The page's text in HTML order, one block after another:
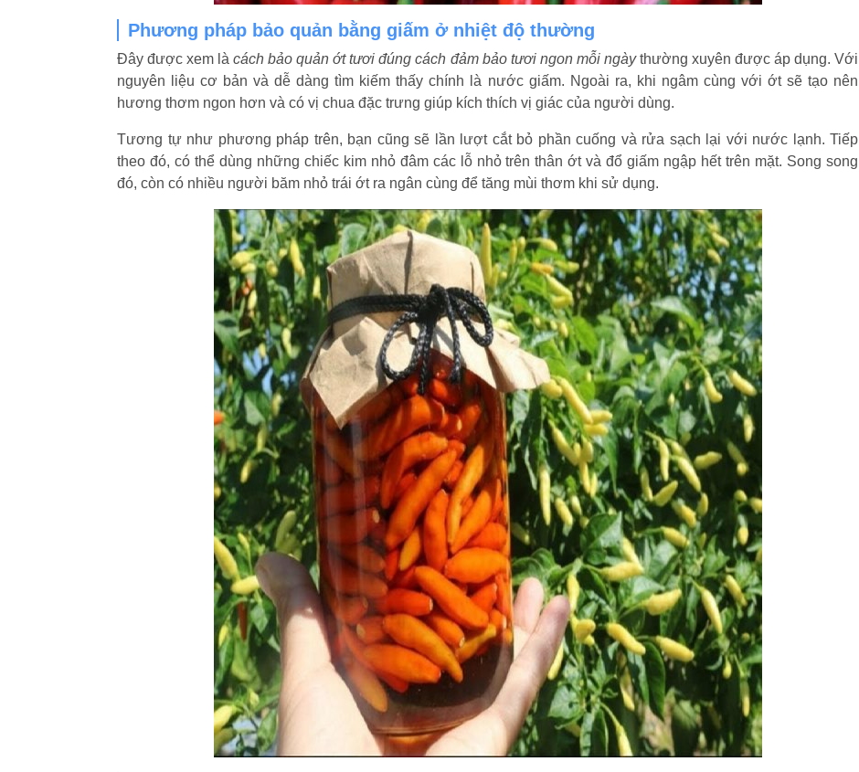
Phương pháp bảo quản bằng giấm ở nhiệt độ thường
Đây được xem làcách bảo quản ớt tươi đúng cách đảm bảo tươi ngon mỗi ngàythường xuyên được áp dụng. Với
nguyên liệu cơ bản và dễ dàng tìm kiếm thấy chính là nước giấm. Ngoài ra, khi ngâm cùng với ớt sẽ tạo nên
hương thơm ngon hơn và có vị chua đặc trưng giúp kích thích vị giác của người dùng.
Tương tự như phương pháp trên, bạn cũng sẽ lần lượt cắt bỏ phần cuống và rửa sạch lại với nước lạnh. Tiếp
theo đó, có thể dùng những chiếc kim nhỏ đâm các lỗ nhỏ trên thân ớt và đổ giấm ngập hết trên mặt. Song song
đó, còn có nhiều người băm nhỏ trái ớt ra ngân cùng để tăng mùi thơm khi sử dụng.